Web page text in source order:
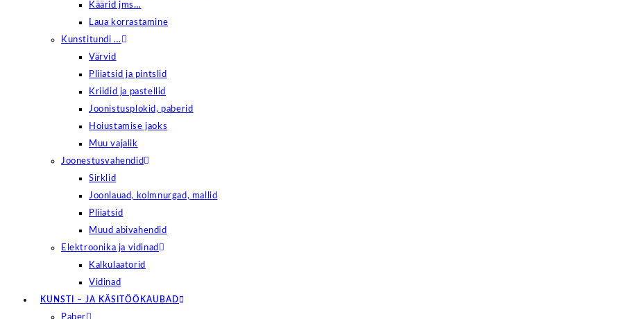
Käärid jms…
Laua korrastamine
Kunstitundi …
Värvid
Pliiatsid ja pintslid
Kriidid ja pastellid
Joonistusplokid, paberid
Hoiustamise jaoks
Muu vajalik
Joonestusvahendid
Sirklid
Joonlauad, kolmnurgad, mallid
Pliiatsid
Muud abivahendid
Elektroonika ja vidinad
Kalkulaatorid
Vidinad
KUNSTI – JA KÄSITÖÖKAUBAD